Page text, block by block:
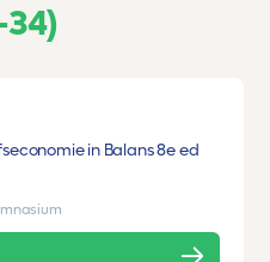
in Balans 8e ed